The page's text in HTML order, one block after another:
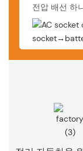
전압 배선 하